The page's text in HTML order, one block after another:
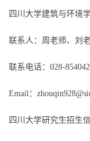
四川大学建筑与环境
联系人：周老师、刘
联系电话：028-
Email：
四川大学研究生招生信